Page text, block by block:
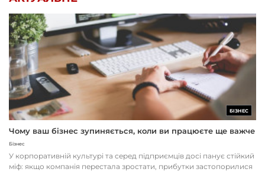
БІЗНЕС
Чому ваш бізнес зупиняється, коли ви працюєте ще важче
Бізнес
У корпоративній культурі та серед підприємців досі панує стійкий
міф: якщо компанія перестала зростати, прибутки застопорилися